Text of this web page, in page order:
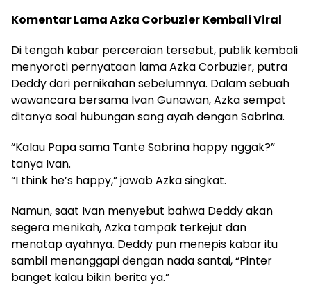
Komentar Lama Azka Corbuzier Kembali Viral
Di tengah kabar perceraian tersebut, publik kembali
menyoroti pernyataan lama Azka Corbuzier, putra
Deddy dari pernikahan sebelumnya. Dalam sebuah
wawancara bersama Ivan Gunawan, Azka sempat
ditanya soal hubungan sang ayah dengan Sabrina.
“Kalau Papa sama Tante Sabrina happy nggak?”
tanya Ivan.
“I think he’s happy,” jawab Azka singkat.
Namun, saat Ivan menyebut bahwa Deddy akan
segera menikah, Azka tampak terkejut dan
menatap ayahnya. Deddy pun menepis kabar itu
sambil menanggapi dengan nada santai, “Pinter
banget kalau bikin berita ya.”